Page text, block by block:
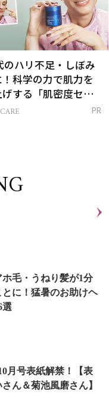
のハリ不足・しぼみ
科学の力で肌力を
する「肌密度セラ
PR
ホ毛・うねり髪が1分
に！猛暑のお助けヘ
選
月号表紙解禁！【表
ん＆菊池風磨さん】